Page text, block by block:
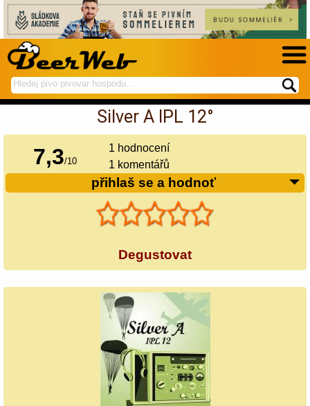
hledej
na
spustí
hledání
Silver A IPL 12°
7,3/10
1 hodnocení
1 komentářů
přihlaš se a hodnoť
Degustovat